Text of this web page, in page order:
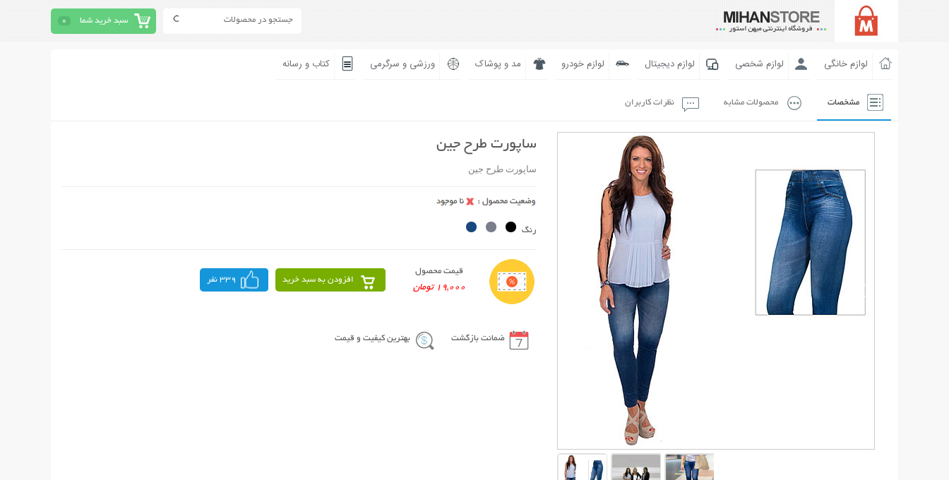
سبد خرید شما 0
لوازم خانگی لوازم شخصی لوازم دیجیتال لوازم خودرو مد و پوشاک ورزشی و سرگرمی کتاب و رسانه
مشخصات محصولات مشابه نظرات کاربران
ساپورت طرح جین
ساپورت طرح جین
رنگ
قیمت محصول
19,000 تومان
افزودن به سبد خرید 339 نفر
ضمانت بازگشت بهترین کیفیت و قیمت